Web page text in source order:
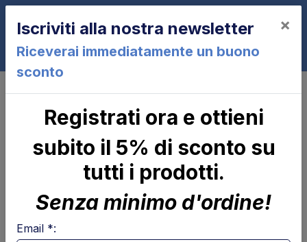
0
ZLU45-110
Iscriviti alla nostra newsletter
Riceverai immediatamente un buono
sconto
×
Registrati ora e ottieni
subito il 5% di sconto su
tutti i prodotti.
Senza minimo d'ordine!
Email *: